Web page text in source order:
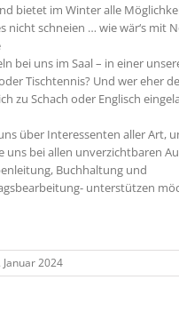
bietet im Winter alle
nicht schneien … wie wär‘s mit
bei uns im Saal – in einer
Tischtennis? Und wer eher
zu Schach oder Englisch
über Interessenten aller Art,
uns bei allen unverzichtbaren
Buchhaltung und
unterstützen
2024